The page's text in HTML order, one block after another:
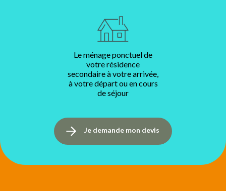
Le ménage ponctuel de
votre résidence
secondaire à votre arrivée,
à votre départ ou en cours
de séjour
Je demande mon devis